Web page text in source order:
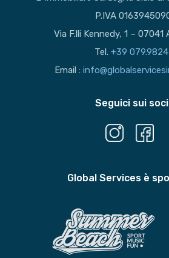
P.IVA
Via F.lli Kennedy, 1 – 07041
Tel. +39
Email :
Seguici sui
Global Services è